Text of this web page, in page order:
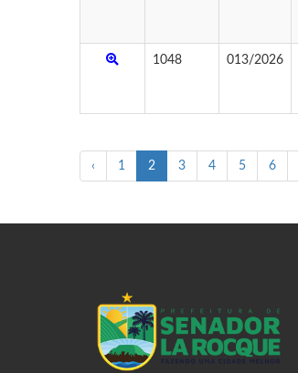
1048 013/2026
‹ 1 2 3 4 5 6